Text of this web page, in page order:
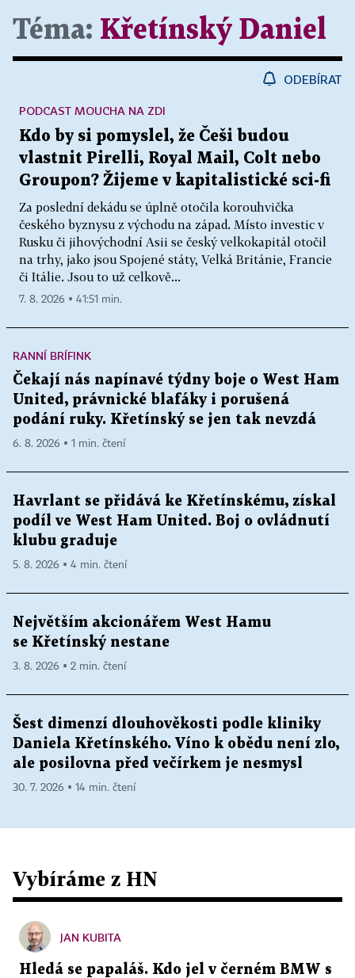
Téma: Křetínský Daniel
ODEBÍRAT
Kdo by si pomyslel, že Češi budou
vlastnit Pirelli, Royal Mail, Colt nebo
Groupon? Žijeme v kapitalistické sci-fi
Za poslední dekádu se úplně otočila korouhvička
českého byznysu z východu na západ. Místo investic v
Rusku či jihovýchodní Asii se český velkokapitál otočil
na trhy, jako jsou Spojené státy, Velká Británie, Francie
či Itálie. Jsou to už celkově...
PODCAST MOUCHA NA ZDI
7. 8. 2026 ▪ 41:51 min.
RANNÍ BRÍFINK
Čekají nás napínavé týdny boje o West Ham
United, právnické blafáky i porušená
podání ruky. Křetínský se jen tak nevzdá
6. 8. 2026 ▪ 1 min. čtení
Havrlant se přidává ke Křetínskému, získal
podíl ve West Ham United. Boj o ovládnutí
klubu graduje
5. 8. 2026 ▪ 4 min. čtení
Největším akcionářem West Hamu
se Křetínský nestane
3. 8. 2026 ▪ 2 min. čtení
Šest dimenzí dlouhověkosti podle kliniky
Daniela Křetínského. Víno k obědu není zlo,
ale posilovna před večírkem je nesmysl
30. 7. 2026 ▪ 14 min. čtení
Vybíráme z HN
JAN KUBITA
Hledá se papaláš. Kdo jel v černém BMW s